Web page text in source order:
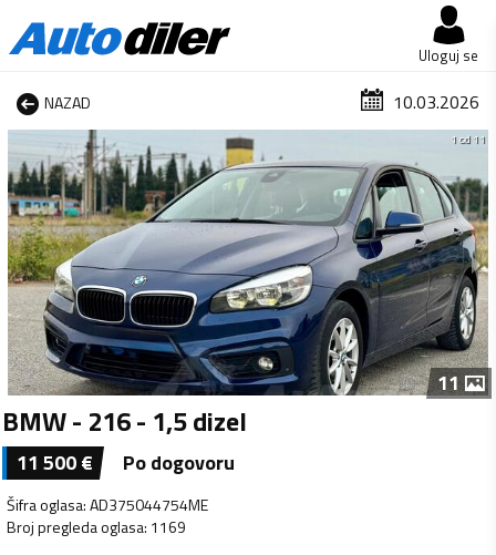
Uloguj se
NAZAD 10.03.2026
1 od 11
11
BMW - 216 - 1,5 dizel
11 500€ Po dogovoru
Šifra oglasa:AD375044754ME
Broj pregleda oglasa: 1169